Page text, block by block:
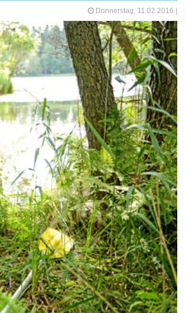
Donnerstag, 11.02.2016